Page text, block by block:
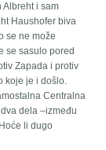
Albreht i sam
Haushofer biva
se ne može
se sasulo pored
Zapada i protiv
koje je i došlo.
Centralna
dela –između
li dugo